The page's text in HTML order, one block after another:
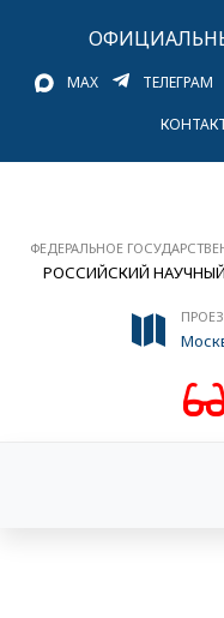
MAX ТЕЛЕГРАМ
ФЕДЕРАЛЬНОЕ
РОССИЙСКИЙ